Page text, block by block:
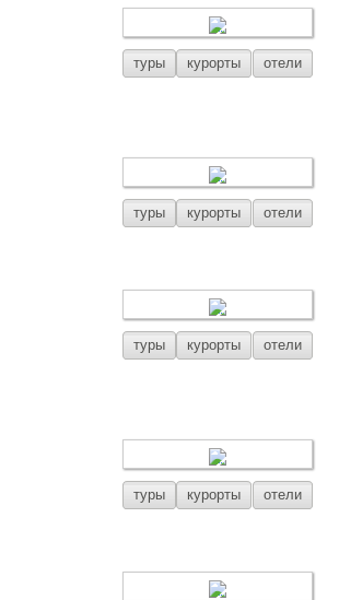
туры курорты отели
туры курорты отели
туры курорты отели
туры курорты отели